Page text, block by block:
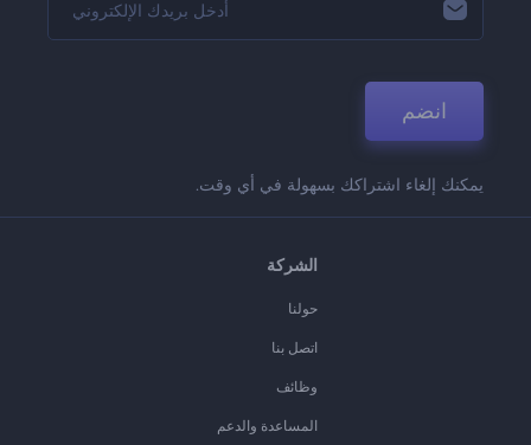
انضم
يمكنك إلغاء اشتراكك بسهولة في أي وقت.
الشركة
حولنا
اتصل بنا
وظائف
المساعدة والدعم